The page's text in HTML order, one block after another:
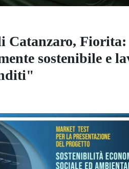
Catanzaro, Fiorita:
sostenibile e